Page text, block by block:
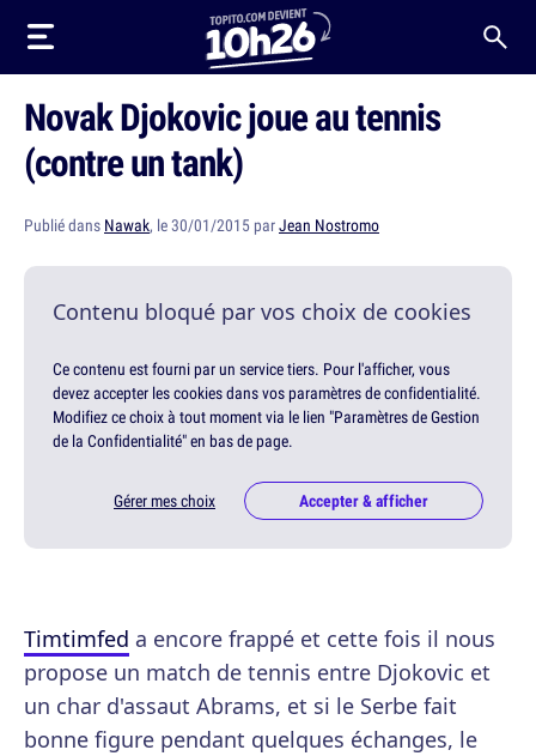
Novak Djokovic joue au tennis
(contre un tank)
Publié dans Nawak, le 30/01/2015 parJean Nostromo
Contenu bloqué par vos choix de cookies
Ce contenu est fourni par un service tiers. Pour l'afficher, vous
devez accepter les cookies dans vos paramètres de confidentialité.
Modifiez ce choix à tout moment via le lien "Paramètres de Gestion
de la Confidentialité" en bas de page.
Gérer mes choix Accepter & afficher
Timtimfed a encore frappé et cette fois il nous
propose un match de tennis entre Djokovic et
un char d'assaut Abrams, et si le Serbe fait
bonne figure pendant quelques échanges, le